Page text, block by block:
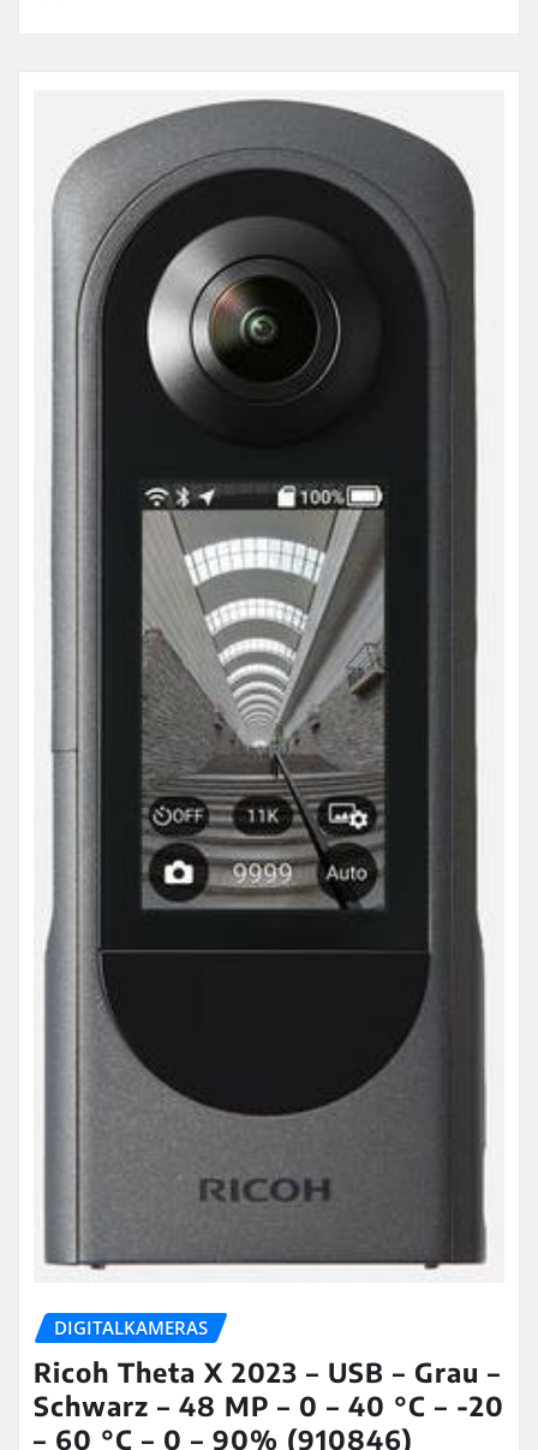
DIGITALKAMERAS
Ricoh Theta X 2023 – USB – Grau –
Schwarz – 48 MP – 0 – 40 °C – -20
– 60 °C – 0 – 90% (910846)